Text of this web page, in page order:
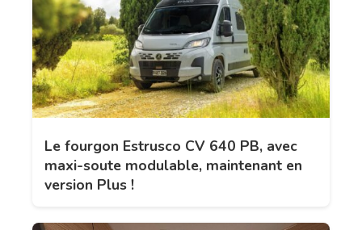
Le fourgon Estrusco CV 640 PB, avec
maxi-soute modulable, maintenant en
version Plus !